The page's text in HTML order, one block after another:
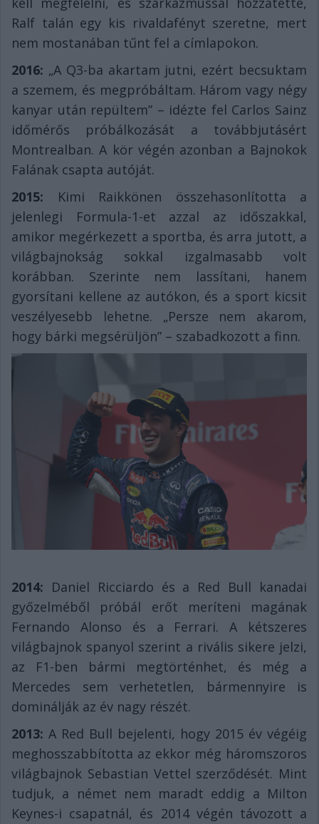
Ralf talán egy kis rivaldafényt szeretne, mert
nem mostanában tűnt fel a címlapokon.
2016: „A Q3-ba akartam jutni, ezért becsuktam
a szemem, és megpróbáltam. Három vagy négy
kanyar után repültem” – idézte fel Carlos Sainz
időmérős próbálkozását a továbbjutásért
Montrealban. A kör végén azonban a Bajnokok
Falának csapta autóját.
2015:
Kimi Raikkönen összehasonlította a
jelenlegi Formula-1-et azzal az időszakkal,
amikor megérkezett a sportba, és arra jutott, a
világbajnokság sokkal izgalmasabb volt
korábban. Szerinte nem lassítani, hanem
gyorsítani kellene az autókon, és a sport kicsit
veszélyesebb lehetne. „Persze nem akarom,
hogy bárki megsérüljön” – szabadkozott a finn.
2014: Daniel Ricciardo és a Red Bull kanadai
győzelméből próbál erőt meríteni magának
Fernando Alonso és a Ferrari. A kétszeres
világbajnok spanyol szerint a rivális sikere jelzi,
az F1-ben bármi megtörténhet, és még a
Mercedes sem verhetetlen, bármennyire is
dominálják az év nagy részét.
2013: A Red Bull bejelenti, hogy 2015 év végéig
meghosszabbította az ekkor még háromszoros
világbajnok Sebastian Vettel szerződését. Mint
tudjuk, a német nem maradt eddig a Milton
Keynes-i csapatnál, és 2014 végén távozott a